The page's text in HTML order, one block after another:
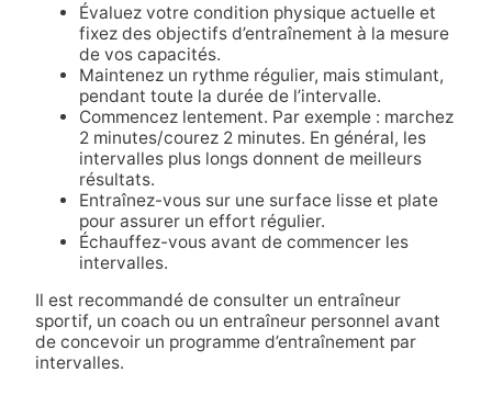
Évaluez votre condition physique actuelle et
fixez des objectifs d’entraînement à la mesure
de vos capacités.
Maintenez un rythme régulier, mais stimulant,
pendant toute la durée de l’intervalle.
Commencez lentement. Par exemple : marchez
2 minutes/courez 2 minutes. En général, les
intervalles plus longs donnent de meilleurs
résultats.
Entraînez-vous sur une surface lisse et plate
pour assurer un effort régulier.
Échauffez-vous avant de commencer les
intervalles.
Il est recommandé de consulter un entraîneur
sportif, un coach ou un entraîneur personnel avant
de concevoir un programme d’entraînement par
intervalles.